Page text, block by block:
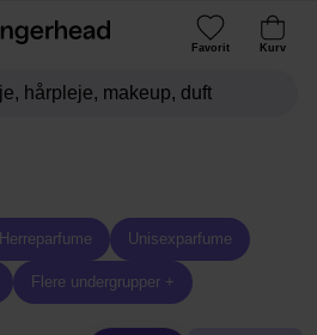
Favorit Kurv
Herreparfume Unisexparfume
Flere undergrupper +